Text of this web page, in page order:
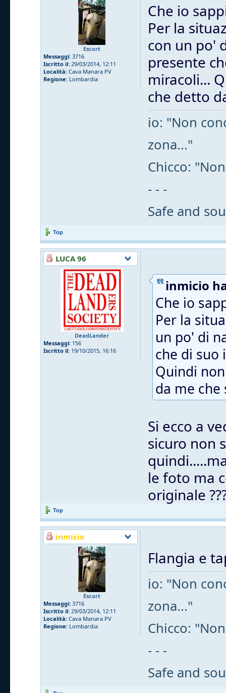
Escort
Messaggi: 3716
Iscritto il: 29/03/2014, 12:11
Località: Cava Manara PV
Regione: Lombardia
Che io
Per la
con un po'
presente
miracoli...
che detto
io: "Non
zona..."
Chicco:
- - -
Safe and
Top
LUCA 96
DeadLander
Messaggi: 156
Iscritto il: 19/10/2015, 16:16
inmicio
Che io
Per la
un po' di
che di suo
Quindi
da me
Si ecco a
sicuro non
le foto ma
originale
Top
inmicio
Escort
Messaggi: 3716
Iscritto il: 29/03/2014, 12:11
Località: Cava Manara PV
Regione: Lombardia
Flangia e
io: "Non
zona..."
Chicco:
- - -
Safe and